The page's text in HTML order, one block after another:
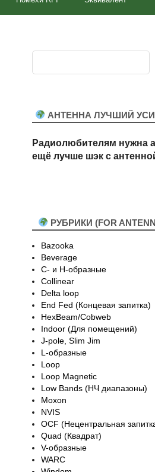
АНТЕННА ЛУЧШИЙ
Радиолюбителям нужна
ещё лучше шэк с
РУБРИКИ (FOR
Bazooka
Beverage
C- и H-образные
Collinear
Delta loop
End Fed (Концевая запитка)
HexBeam/Cobweb
Indoor (Для помещений)
J-pole, Slim Jim
L-образные
Loop
Loop Magnetic
Low Bands (НЧ диапазоны)
Moxon
NVIS
OCF (Нецентральная
Quad (Квадрат)
V-образные
WARC